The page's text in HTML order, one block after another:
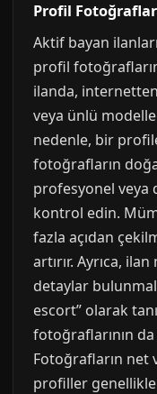
Profil
Aktif bayan
profil
ilanda,
veya ünlü
nedenle, bir
fotoğrafların
profesyonel veya
kontrol edin.
fazla açıdan
artırır. Ayrıca,
detaylar
escort” olarak
fotoğraflarının
Fotoğrafların net
profiller